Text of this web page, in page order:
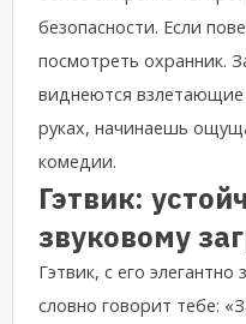
безопасности. Если
посмотреть охранник.
виднеются взлетающие
руках, начинаешь
комедии.
Гэтвик:
звуковому
Гэтвик, с его
словно говорит тебе: